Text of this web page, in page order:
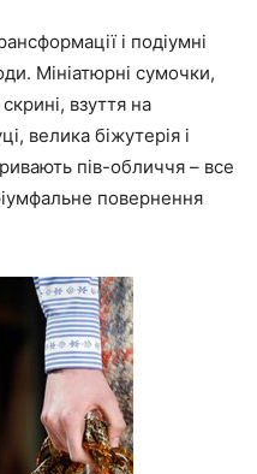
і подіумні
Мініатюрні сумочки,
взуття на
велика біжутерія і
пів-обличчя – все
повернення